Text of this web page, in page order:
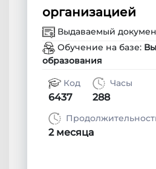
организацией
Выдаваемый
Обучение на базе:
образования
Код
6437
Часы
288
2 месяца